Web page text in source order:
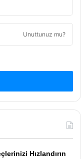
Unuttunuz mu?
Hızlandırın